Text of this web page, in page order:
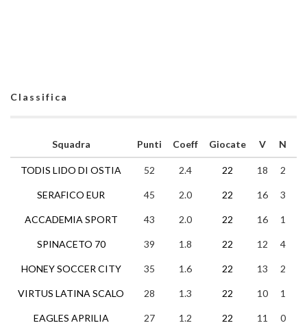
Classifica
Squadra
TODIS LIDO DI OSTIA
SERAFICO EUR
ACCADEMIA SPORT
SPINACETO 70
HONEY SOCCER CITY
VIRTUS LATINA SCALO
EAGLES APRILIA
Punti Coeff Giocate V N
52 2.4 22 18 2
45 2.0 22 16 3
43 2.0 22 16 1
39 1.8 22 12 4
35 1.6 22 13 2
28 1.3 22 10 1
27 1.2 22 11 0